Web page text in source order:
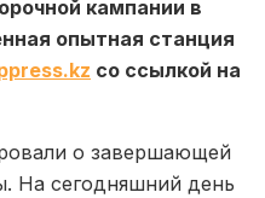
кампании в
опытная станция
со ссылкой на
о завершающей
На сегодняшний день